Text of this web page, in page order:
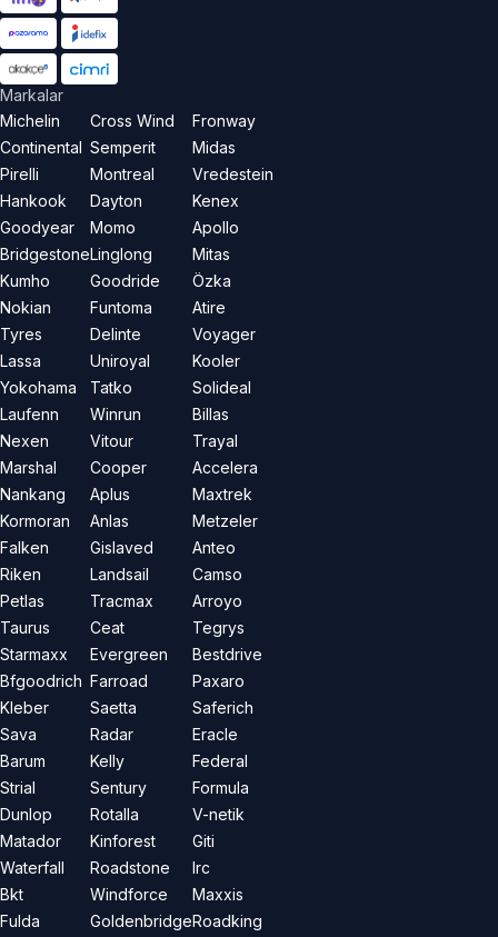
Markalar
Michelin
Continental
Pirelli
Hankook
Goodyear
Bridgestone
Kumho
Nokian
Tyres
Lassa
Yokohama
Laufenn
Nexen
Marshal
Nankang
Kormoran
Falken
Riken
Petlas
Taurus
Starmaxx
Bfgoodrich
Kleber
Sava
Barum
Strial
Dunlop
Matador
Waterfall
Bkt
Fulda
Cross Wind
Semperit
Montreal
Dayton
Momo
Linglong
Goodride
Funtoma
Delinte
Uniroyal
Tatko
Winrun
Vitour
Cooper
Aplus
Anlas
Gislaved
Landsail
Tracmax
Ceat
Evergreen
Farroad
Saetta
Radar
Kelly
Sentury
Rotalla
Kinforest
Roadstone
Windforce
Goldenbridge
Fronway
Midas
Vredestein
Kenex
Apollo
Mitas
Özka
Atire
Voyager
Kooler
Solideal
Billas
Trayal
Accelera
Maxtrek
Metzeler
Anteo
Camso
Arroyo
Tegrys
Bestdrive
Paxaro
Saferich
Eracle
Federal
Formula
V-netik
Giti
Irc
Maxxis
Roadking